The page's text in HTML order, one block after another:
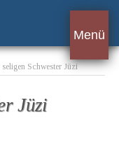
Menü
seligen Schwester Jüzi
Jüzi